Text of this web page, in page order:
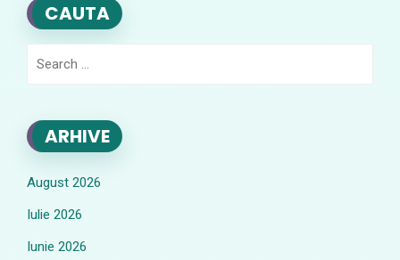
CAUTA
ARHIVE
August 2026
Iulie 2026
Iunie 2026